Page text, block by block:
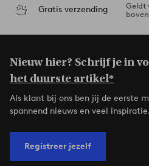
Gratis verzending
Geldt
boven
Nieuw hier? Schrijf je in
het duurste artikel*
Als klant bij ons ben jij de eerste
spannend nieuws en veel inspiratie.
Registreer jezelf